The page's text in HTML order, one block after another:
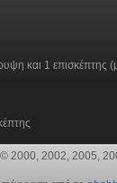
και 1 επισκέπτης
2000, 2002, 2005,